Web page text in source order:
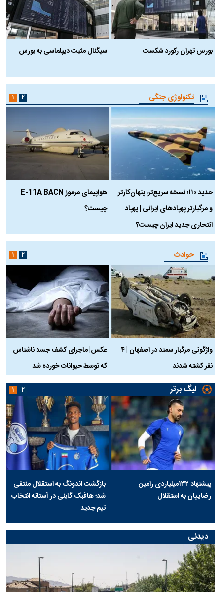
بورس تهران رکورد شکست
سیگنال مثبت دیپلماسی به بورس
تکنولوژی جنگی
حدید ۱۱۰؛ نسخه سریع‌تر، پنهان‌کارتر
و مرگبارتر پهپادهای ایرانی | پهپاد
انتحاری جدید ایران چیست؟
هواپیمای مرموز E-11A BACN
چیست؟
۱ ۲
حوادث
واژگونی مرگبار سمند در اصفهان | ۴
نفر کشته شدند
عکس| ماجرای کشف جسد ناشناس
که توسط حیوانات خورده شد
۱ ۲
لیگ برتر
پیشنهاد ۱۳۲میلیاردی رامین
رضاییان به استقلال
بازگشت اندونگ به استقلال منتفی
شد؛ هافبک گابنی در آستانه انتخاب
تیم جدید
۱ ۲
دیدنی